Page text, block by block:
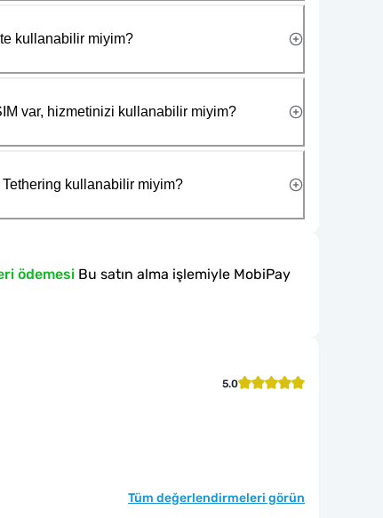
kullanabilir miyim?
var, hizmetinizi kullanabilir miyim?
kullanabilir miyim?
ödemesi Bu satın alma işlemiyle MobiPay
5.0
Tüm değerlendirmeleri görün